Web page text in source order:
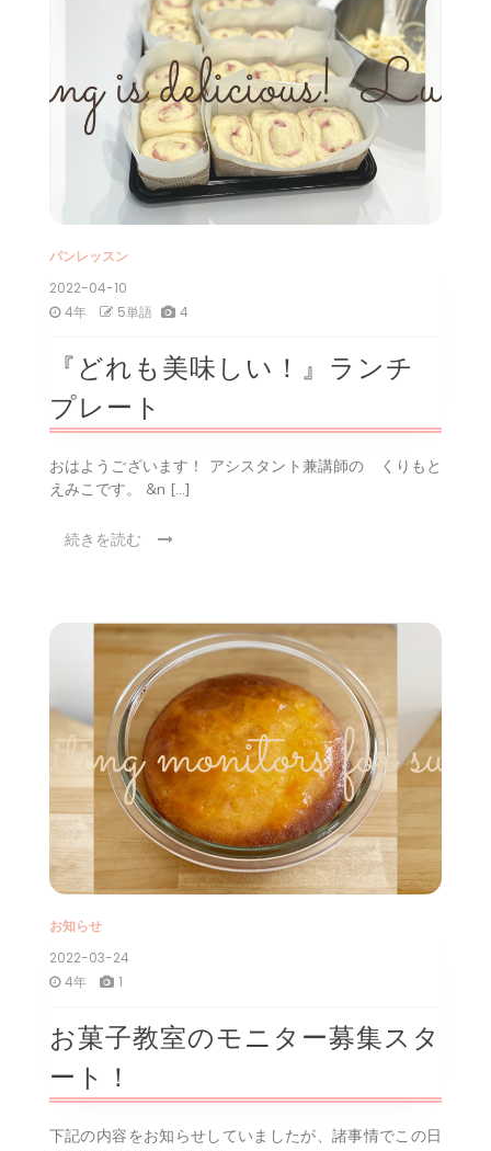
パンレッスン
2022-04-10
4年
5単語 4
『どれも美味しい！』ランチ
プレート
おはようございます！ アシスタント兼講師の くりもと
えみこです。 &n […]
続きを読む
お知らせ
2022-03-24
4年
1
お菓子教室のモニター募集スタ
ート！
下記の内容をお知らせしていましたが、諸事情でこの日